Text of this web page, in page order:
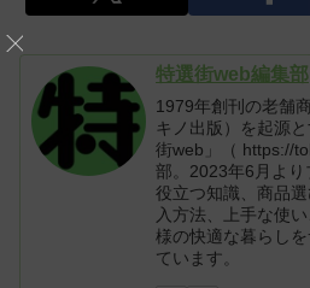
特選街web編集部
1979年創刊の老舗
キノ出版）を起源
街web」（ https://
部。2023年6月より
役立つ知識、商品
入方法、上手な使
様の快適な暮らし
ています。